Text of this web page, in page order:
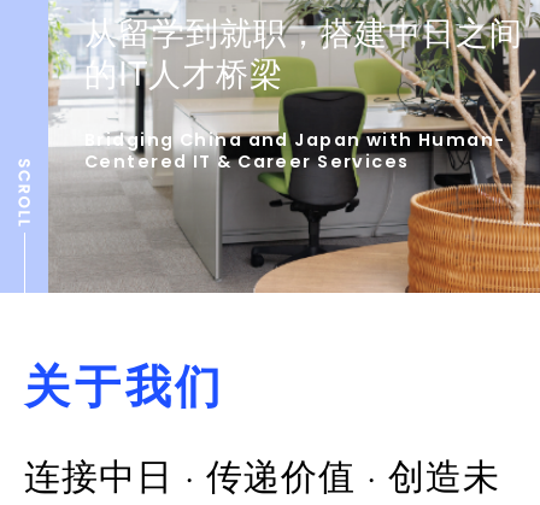
从留学到就职，搭建中日之间
的IT人才桥梁
Bridging China and Japan with Human-
Centered IT & Career Services
关于我们
连接中日 · 传递价值 · 创造未